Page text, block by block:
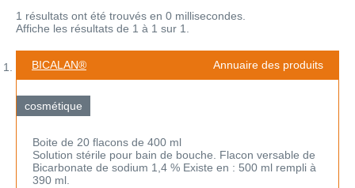
1 résultats ont été trouvés en 0 millisecondes.
Affiche les résultats de 1 à 1 sur 1.
BICALAN® Annuaire des produits
cosmétique
Boite de 20 flacons de 400 ml
Solution stérile pour bain de bouche. Flacon versable de
Bicarbonate de sodium 1,4 % Existe en : 500 ml rempli à
390 ml.